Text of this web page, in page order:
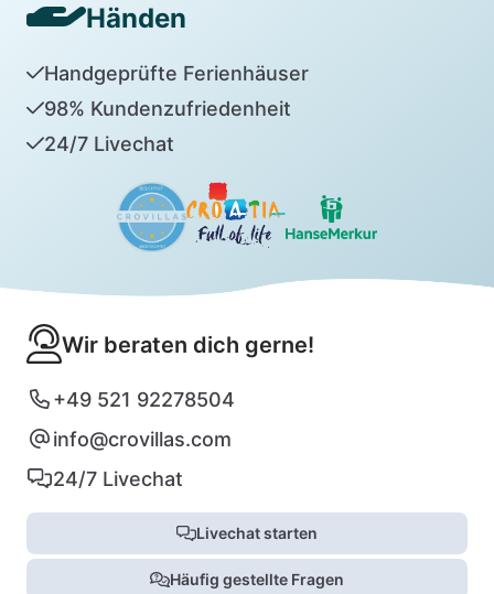
Händen
Handgeprüfte Ferienhäuser
98% Kundenzufriedenheit
24/7 Livechat
Wir beraten dich gerne!
+49 521 92278504
info@crovillas.com
24/7 Livechat
Livechat starten
Häufig gestellte Fragen